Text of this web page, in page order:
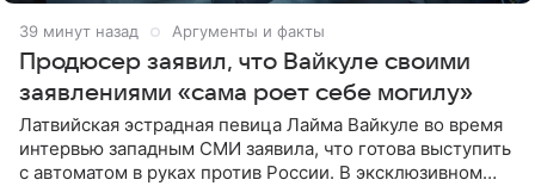
39 минут назад Аргументы и факты
Продюсер заявил, что Вайкуле своими
заявлениями «сама роет себе могилу»
Латвийская эстрадная певица Лайма Вайкуле во время
интервью западным СМИ заявила, что готова выступить
с автоматом в руках против России. В эксклюзивном